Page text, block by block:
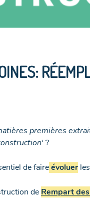
premières
‘ ?
de faireévoluer
de Rempart